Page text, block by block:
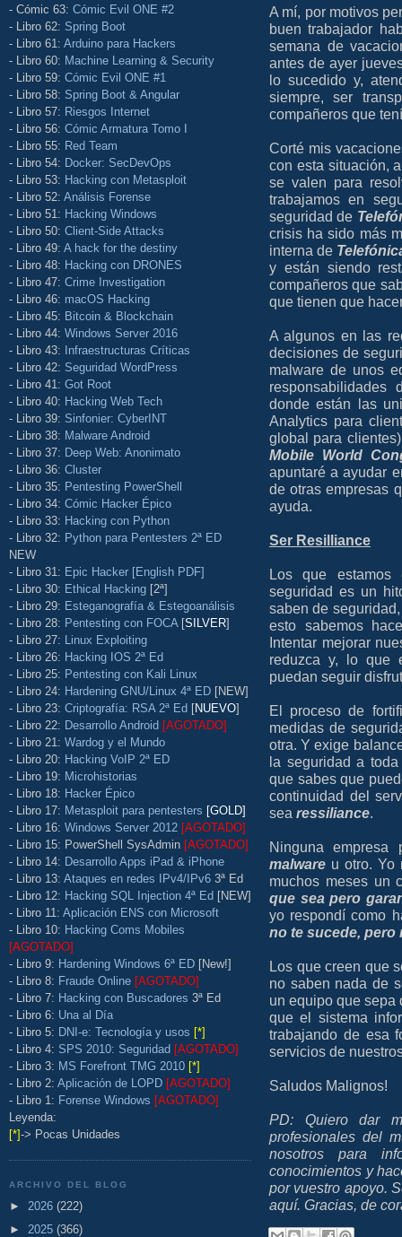
- Cómic 63: Cómic Evil ONE #2
- Libro 62: Spring Boot
- Libro 61: Arduino para Hackers
- Libro 60: Machine Learning & Security
- Libro 59: Cómic Evil ONE #1
- Libro 58: Spring Boot & Angular
- Libro 57: Riesgos Internet
- Libro 56: Cómic Armatura Tomo I
- Libro 55: Red Team
- Libro 54: Docker: SecDevOps
- Libro 53: Hacking con Metasploit
- Libro 52: Análisis Forense
- Libro 51: Hacking Windows
- Libro 50: Client-Side Attacks
- Libro 49: A hack for the destiny
- Libro 48: Hacking con DRONES
- Libro 47: Crime Investigation
- Libro 46: macOS Hacking
- Libro 45: Bitcoin & Blockchain
- Libro 44: Windows Server 2016
- Libro 43: Infraestructuras Críticas
- Libro 42: Seguridad WordPress
- Libro 41: Got Root
- Libro 40: Hacking Web Tech
- Libro 39: Sinfonier: CyberINT
- Libro 38: Malware Android
- Libro 37: Deep Web: Anonimato
- Libro 36: Cluster
- Libro 35: Pentesting PowerShell
- Libro 34: Cómic Hacker Épico
- Libro 33: Hacking con Python
- Libro 32: Python para Pentesters 2ª ED
NEW
- Libro 31: Epic Hacker [English PDF]
- Libro 30: Ethical Hacking [2ª]
- Libro 29: Esteganografía & Estegoanálisis
- Libro 28: Pentesting con FOCA [SILVER]
- Libro 27: Linux Exploiting
- Libro 26: Hacking IOS 2ª Ed
- Libro 25: Pentesting con Kali Linux
- Libro 24: Hardening GNU/Linux 4ª ED [NEW]
- Libro 23: Criptografía: RSA 2ª Ed [NUEVO]
- Libro 22: Desarrollo Android [AGOTADO]
- Libro 21: Wardog y el Mundo
- Libro 20: Hacking VoIP 2ª ED
- Libro 19: Microhistorias
- Libro 18: Hacker Épico
- Libro 17: Metasploit para pentesters [GOLD]
- Libro 16: Windows Server 2012 [AGOTADO]
- Libro 15: PowerShell SysAdmin [AGOTADO]
- Libro 14: Desarrollo Apps iPad & iPhone
- Libro 13: Ataques en redes IPv4/IPv6 3ª Ed
- Libro 12: Hacking SQL Injection 4ª Ed [NEW]
- Libro 11: Aplicación ENS con Microsoft
- Libro 10: Hacking Coms Mobiles
[AGOTADO]
- Libro 9: Hardening Windows 6ª ED [New!]
- Libro 8: Fraude Online [AGOTADO]
- Libro 7: Hacking con Buscadores 3ª Ed
- Libro 6: Una al Día
- Libro 5: DNI-e: Tecnología y usos [*]
- Libro 4: SPS 2010: Seguridad [AGOTADO]
- Libro 3: MS Forefront TMG 2010 [*]
- Libro 2: Aplicación de LOPD [AGOTADO]
- Libro 1: Forense Windows [AGOTADO]
Leyenda:
[*]-> Pocas Unidades
ARCHIVO DEL BLOG
► 2026 (222)
► 2025 (366)
A mí, por motivos
buen trabajador
semana de
antes de ayer
lo sucedido y,
siempre, ser
compañeros que
Corté mis
con esta situación,
se valen para
trabajamos en
seguridad de
crisis ha sido más
interna de
y están siendo
compañeros que
que tienen que
A algunos en las
decisiones de
malware de unos
donde están las
Analytics para
global para
Mobile World
apuntaré a ayudar
de otras empresas
ayuda.
Ser Resilliance
Los que
seguridad es un
saben de
esto sabemos
Intentar mejorar
reduzca y, lo que
puedan seguir
El proceso de
medidas de
otra. Y exige
la seguridad a
que sabes que
continuidad del
sea ressiliance.
Ninguna
malware u otro. Yo
muchos meses un
que sea pero
yo respondí como
no te sucede, pero
Los que creen que
no saben nada de
un equipo que sepa
que el sistema
trabajando de esa
servicios de
Saludos Malignos!
PD: Quiero dar
profesionales del
nosotros para
conocimientos y
por vuestro apoyo.
aquí. Gracias, de